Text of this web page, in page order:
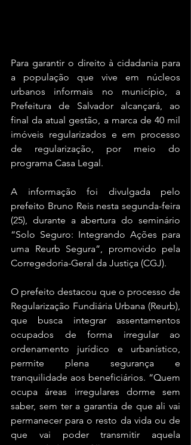
Para garantir o direito à cidadania para
a população que vive em núcleos
urbanos informais no município, a
Prefeitura de Salvador alcançará, ao
final da atual gestão, a marca de 40 mil
imóveis regularizados e em processo
de regularização, por meio do
programa Casa Legal.
A informação foi divulgada pelo
prefeito Bruno Reis nesta segunda-feira
(25), durante a abertura do seminário
“Solo Seguro: Integrando Ações para
uma Reurb Segura”, promovido pela
Corregedoria-Geral da Justiça (CGJ).
O prefeito destacou que o processo de
Regularização Fundiária Urbana (Reurb),
que busca integrar assentamentos
ocupados de forma irregular ao
ordenamento jurídico e urbanístico,
permite plena segurança e
tranquilidade aos beneficiários. “Quem
ocupa áreas irregulares dorme sem
saber, sem ter a garantia de que ali vai
permanecer para o resto da vida ou de
que vai poder transmitir aquela